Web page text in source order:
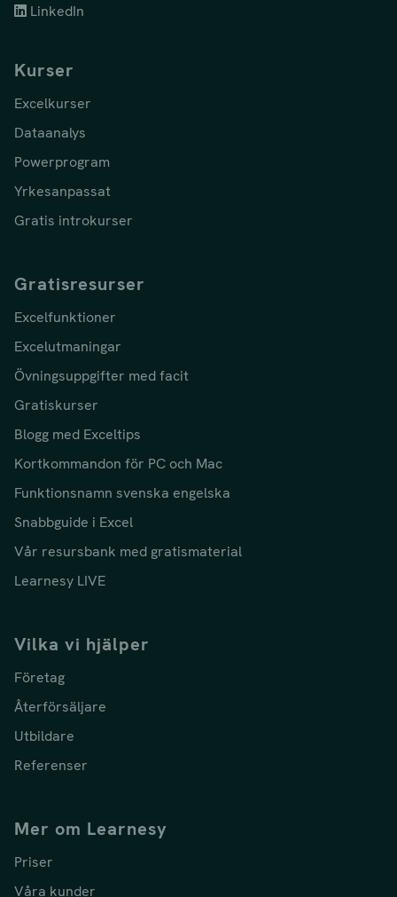
LinkedIn
Kurser
Excelkurser
Dataanalys
Powerprogram
Yrkesanpassat
Gratis introkurser
Gratisresurser
Excelfunktioner
Excelutmaningar
Övningsuppgifter med facit
Gratiskurser
Blogg med Exceltips
Kortkommandon för PC och Mac
Funktionsnamn svenska engelska
Snabbguide i Excel
Vår resursbank med gratismaterial
Learnesy LIVE
Vilka vi hjälper
Företag
Återförsäljare
Utbildare
Referenser
Mer om Learnesy
Priser
Våra kunder